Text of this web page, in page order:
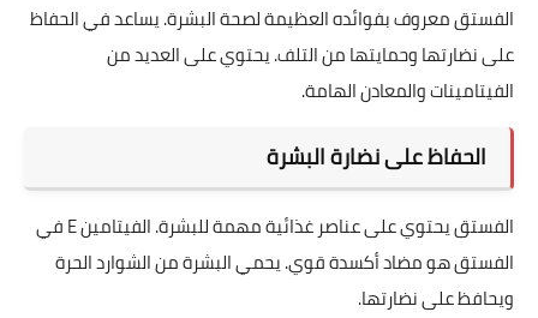
الفستق معروف بفوائده العظيمة لصحة البشرة. يساعد في الحفاظ
على نضارتها وحمايتها من التلف. يحتوي على العديد من
الفيتامينات والمعادن الهامة.
الحفاظ على نضارة البشرة
الفستق يحتوي على عناصر غذائية مهمة للبشرة. الفيتامين E في
الفستق هو مضاد أكسدة قوي. يحمي البشرة من الشوارد الحرة
ويحافظ على نضارتها.